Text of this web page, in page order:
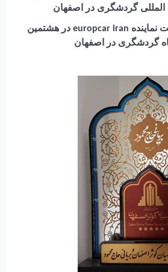
المللی گردشگری در اصفهان
لوح سپاس از الو رنت نماینده europcar iran در هشتمین
گردشگری در اصفهان